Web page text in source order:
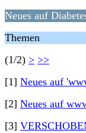
Neues auf
Themen
(1/2) > >>
[1] Neues auf
[2] Neues auf
[3]